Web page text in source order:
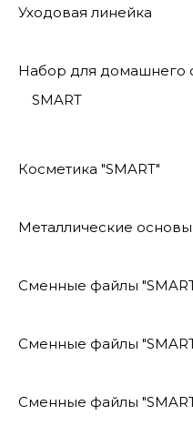
Уходовая линейка
Набор для домашнего
SMART
Косметика "SMART"
Металлические основы
Сменные файлы
Сменные файлы
Сменные файлы